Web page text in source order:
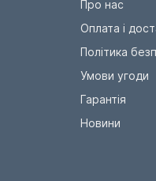
Про нас
Оплата і
Політика
Умови угоди
Гарантія
Новини